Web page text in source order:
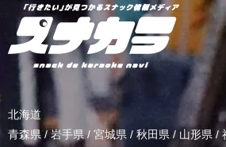
北海道
青森県 / 岩手県/ 宮城県 / 秋田県 / 山形県/